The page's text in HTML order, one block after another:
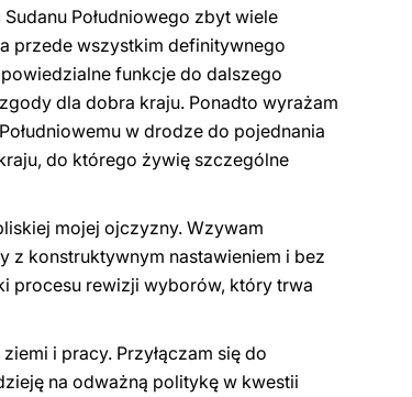
Południowego zbyt wiele
przede wszystkim definitywnego
funkcje do dalszego
dla dobra kraju. Ponadto wyrażam
w drodze do pojednania
do którego żywię szczególne
mojej ojczyzny. Wzywam
z konstruktywnym nastawieniem i bez
procesu rewizji wyborów, który trwa
i pracy. Przyłączam się do
na odważną politykę w kwestii